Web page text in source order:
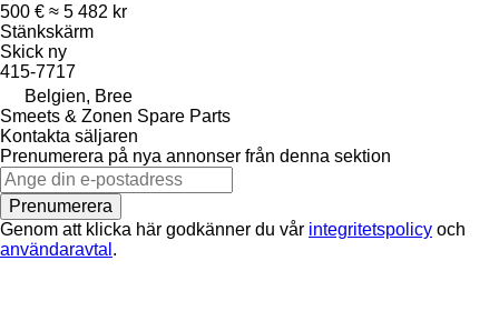
500 € ≈ 5 482 kr
Stänkskärm
Skick ny
415-7717
Belgien, Bree
Smeets & Zonen Spare Parts
Kontakta säljaren
Prenumerera på nya annonser från denna sektion
Prenumerera
Genom att klicka här godkänner du vår integritetspolicy och
användaravtal .